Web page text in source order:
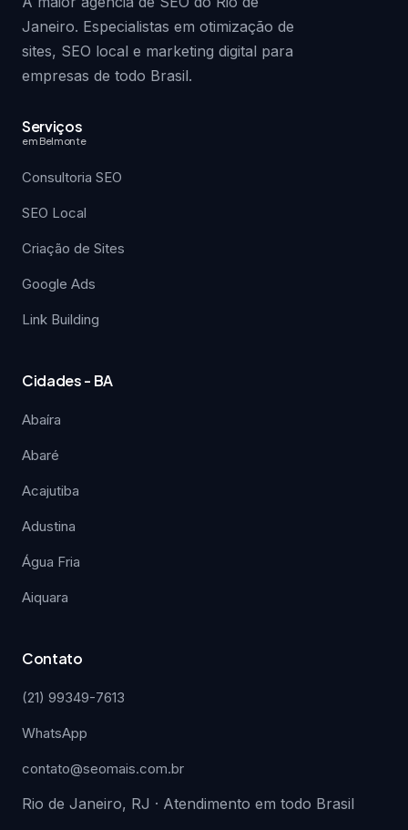
Janeiro. Especialistas em otimização de
sites, SEO local e marketing digital para
empresas de todo Brasil.
Serviços
em Belmonte
Consultoria SEO
SEO Local
Criação de Sites
Google Ads
Link Building
Cidades - BA
Abaíra
Abaré
Acajutiba
Adustina
Água Fria
Aiquara
Contato
(21) 99349-7613
WhatsApp
contato@seomais.com.br
Rio de Janeiro, RJ · Atendimento em todo Brasil